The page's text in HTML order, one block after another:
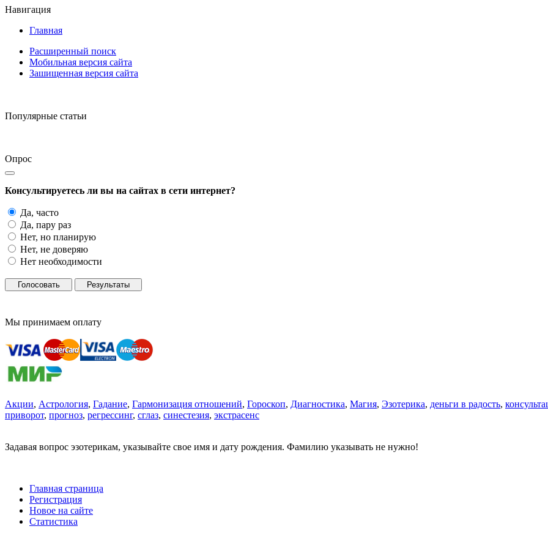
Навигация
Главная
Расширенный поиск
Мобильная версия сайта
Зашищенная версия сайта
Популярные статьи
Опрос
Консультируетесь ли вы на сайтах в сети интернет?
Да, часто
Да, пару раз
Нет, но планирую
Нет, не доверяю
Нет необходимости
Голосовать Результаты
Мы принимаем оплату
Акции, Астрология, Гадание, Гармонизация отношений, Гороскоп, Диагностика, Магия, Эзотерика, деньги в радость,
приворот, прогноз, регрессинг, сглаз, синестезия, экстрасенс
Задавая вопрос эзотерикам, указывайте свое имя и дату рождения. Фамилию указывать не нужно!
Главная страница
Регистрация
Новое на сайте
Статистика